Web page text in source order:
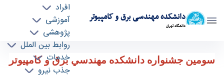
دانشکده مهندسی برق و کامپیوتر
دانشگاه تهران
افراد
آموزشی
پژوهشی
روابط بین الملل
خدمات
جذب نیرو
سومين جشنواره دانشكده مهندسي برق و كامپيوتر
سومين جشنواره دانشكده مهندسي برق و كامپيوتر